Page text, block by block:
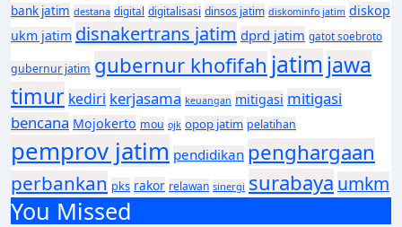
bank jatim destana digital digitalisasi dinsos jatim diskominfo jatim diskop
ukm jatim disnakertrans jatim dprd jatim gatot soebroto
gubernur jatim gubernur khofifah jatimjawa
timur kediri kerjasama keuangan mitigasi mitigasi
bencana Mojokerto mou ojk opop jatim pelatihan
pemprov jatim pendidikan penghargaan
perbankan pks rakor relawan sinergi surabaya umkm
You Missed